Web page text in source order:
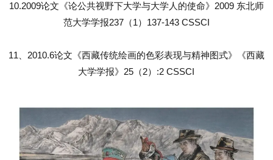
10.2009论文《论公共视野下大学与大学人的使命》2009 东北师
范大学学报237（1）137-143 CSSCI
11、2010.6论文《西藏传统绘画的色彩表现与精神图式》《西藏
大学学报》25（2）:2 CSSCI